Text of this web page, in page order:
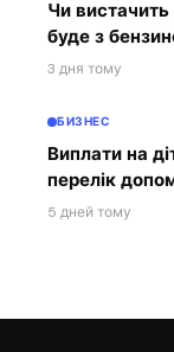
Чи вистачить
буде з
3 дня тому
БИЗНЕС
Виплати на
перелік
5 дней тому